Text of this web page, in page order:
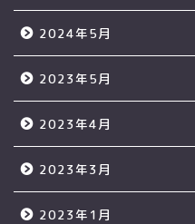
2024年5月
2023年5月
2023年4月
2023年3月
2023年1月